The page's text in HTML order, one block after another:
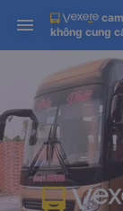
không cung